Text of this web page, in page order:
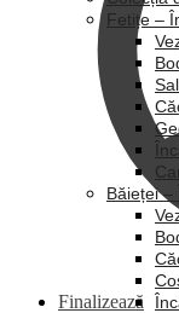
Finalizează
Fetițe –
Băieței